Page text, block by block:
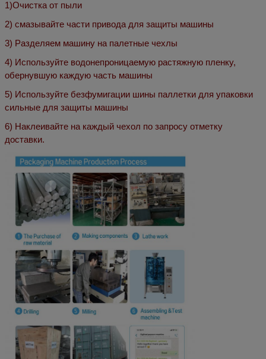
1)Очистка от пыли
2) смазывайте части привода для защиты машины
3) Разделяем машину на палетные чехлы
4) Используйте водонепроницаемую растяжную пленку,
обернувшую каждую часть машины
5) Используйте безфумигации шины паллетки для упаковки
сильные для защиты машины
6) Наклеивайте на каждый чехол по запросу отметку
доставки.